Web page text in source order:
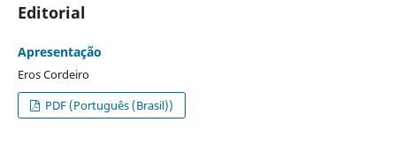
Editorial
Apresentação
Eros Cordeiro
PDF (Português (Brasil))